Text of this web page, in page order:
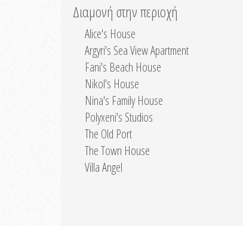
Διαμονή στην περιοχή
Alice's House
Argyri's Sea View Apartment
Fani's Beach House
Nikol's House
Nina's Family House
Polyxeni's Studios
The Old Port
The Town House
Villa Angel